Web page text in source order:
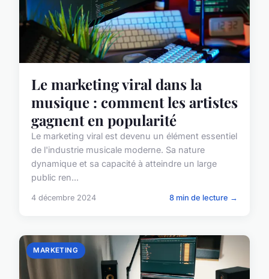
Le marketing viral dans la
musique : comment les artistes
gagnent en popularité
Le marketing viral est devenu un élément essentiel
de l'industrie musicale moderne. Sa nature
dynamique et sa capacité à atteindre un large
public ren...
4 décembre 2024 8 min de lecture →
MARKETING